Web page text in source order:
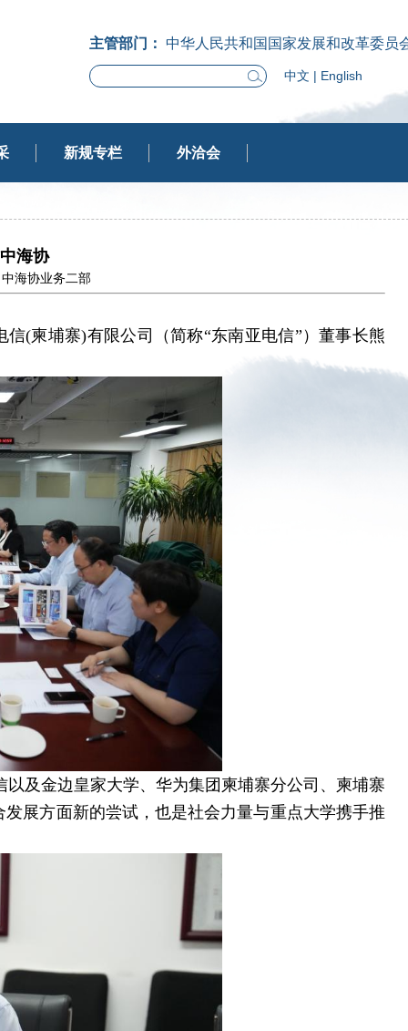
主管部门： 中华人民共和国国家发展和改革委员
中文 | English
新规专栏 外洽会
海协
中海协业务二部
(柬埔寨)有限公司（简称“东南亚电信”）董事长熊
及金边皇家大学、华为集团柬埔寨分公司、柬埔寨
展方面新的尝试，也是社会力量与重点大学携手推